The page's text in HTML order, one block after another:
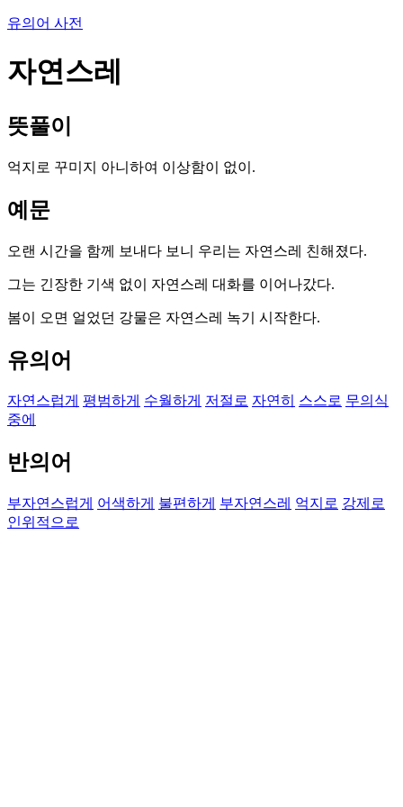
유의어 사전
자연스레
뜻풀이
억지로 꾸미지 아니하여 이상함이 없이.
예문
오랜 시간을 함께 보내다 보니 우리는 자연스레 친해졌다.
그는 긴장한 기색 없이 자연스레 대화를 이어나갔다.
봄이 오면 얼었던 강물은 자연스레 녹기 시작한다.
유의어
자연스럽게 평범하게 수월하게 저절로 자연히 스스로 무의식
중에
반의어
부자연스럽게 어색하게 불편하게 부자연스레 억지로 강제로
인위적으로